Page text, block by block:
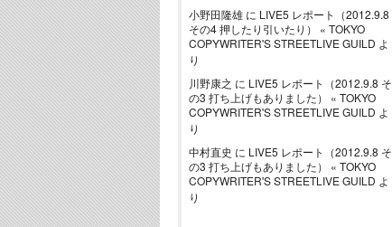
小野田隆雄 に LIVE5 レポート（2012.9.8
その4 押したり引いたり） « TOKYO
COPYWRITER'S STREETLIVE GUILD よ
り
川野康之 に LIVE5 レポート（2012.9.8 そ
の3 打ち上げもありました） « TOKYO
COPYWRITER'S STREETLIVE GUILD よ
り
中村直史 に LIVE5 レポート（2012.9.8 そ
の3 打ち上げもありました） « TOKYO
COPYWRITER'S STREETLIVE GUILD よ
り